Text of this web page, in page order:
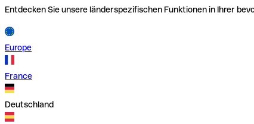
Entdecken Sie unsere länderspezifischen Funktionen in Ihrer
Europe
France
Deutschland